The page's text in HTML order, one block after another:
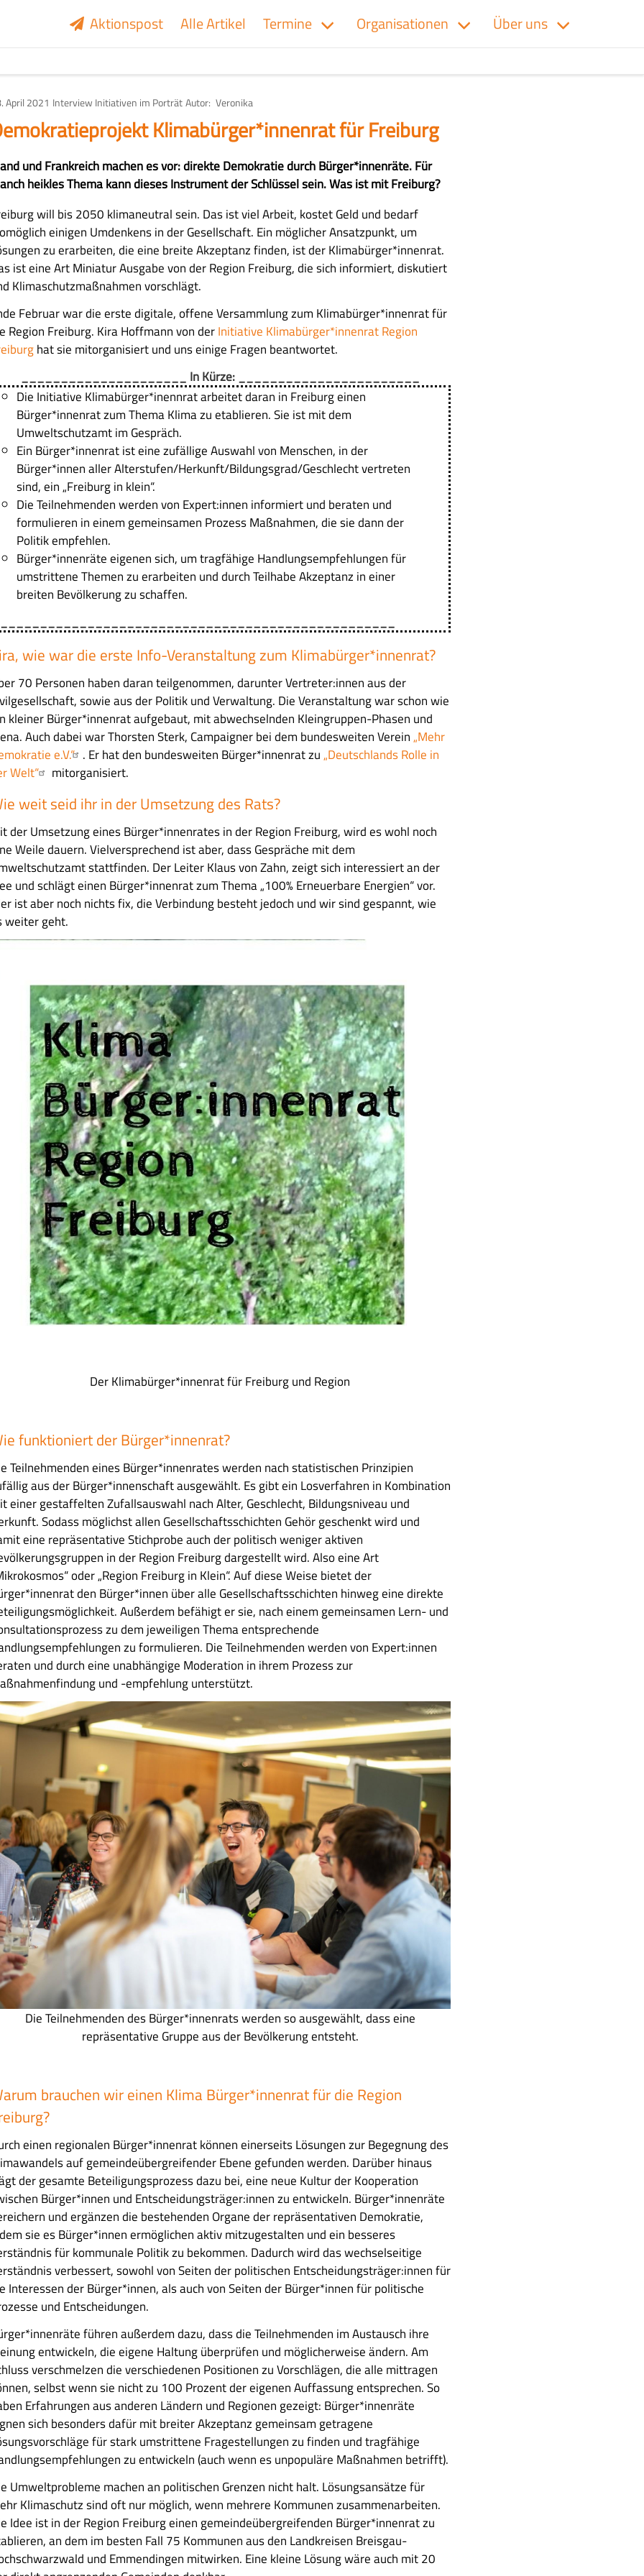
Aktionspost Alle Artikel Termine Organisationen Über uns
April 2021 Art
des
Artikels
Interview Initiativen im PorträtAutor Veronika
Klimabürger*innenrat für Freiburg
und Frankreich machen es vor: direkte Demokratie durch Bürger*innenräte. Für
heikles Thema kann dieses Instrument der Schlüssel sein. Was ist mit Freiburg?
will bis 2050 klimaneutral sein. Das ist viel Arbeit, kostet Geld und bedarf
einigen Umdenkens in der Gesellschaft. Ein möglicher Ansatzpunkt, um
zu erarbeiten, die eine breite Akzeptanz finden, ist der Klimabürger*innenrat.
ist eine Art Miniatur Ausgabe von der Region Freiburg, die sich informiert, diskutiert
Klimaschutzmaßnahmen vorschlägt.
Februar war die erste digitale, offene Versammlung zum Klimabürger*innenrat für
Region Freiburg. Kira Hoffmann von derInitiative Klimabürger*innenrat Region
hat sie mitorganisiert und uns einige Fragen beantwortet.
_____________________ In Kürze: _______________________
Die Initiative Klimabürger*inennrat arbeitet daran in Freiburg einen
Bürger*innenrat zum Thema Klima zu etablieren. Sie ist mit dem
Umweltschutzamt im Gespräch.
Ein Bürger*innenrat ist eine zufällige Auswahl von Menschen, in der
Bürger*innen aller Alterstufen/Herkunft/Bildungsgrad/Geschlecht vertreten
sind, ein „Freiburg in klein“.
Die Teilnehmenden werden von Expert:innen informiert und beraten und
formulieren in einem gemeinsamen Prozess Maßnahmen, die sie dann der
Politik empfehlen.
Bürger*innenräte eigenen sich, um tragfähige Handlungsempfehlungen für
umstrittene Themen zu erarbeiten und durch Teilhabe Akzeptanz in einer
breiten Bevölkerung zu schaffen.
wie war die erste Info-Veranstaltung zum Klimabürger*innenrat?
70 Personen haben daran teilgenommen, darunter Vertreter:innen aus der
sowie aus der Politik und Verwaltung. Die Veranstaltung war schon wie
kleiner Bürger*innenrat aufgebaut, mit abwechselnden Kleingruppen-Phasen und
Auch dabei war Thorsten Sterk, Campaigner bei dem bundesweiten Verein„Mehr
e.V.“ . Er hat den bundesweiten Bürger*innenrat zu„Deutschlands Rolle in
Welt“
mitorganisiert.
weit seid ihr in der Umsetzung des Rats?
der Umsetzung eines Bürger*innenrates in der Region Freiburg, wird es wohl noch
Weile dauern. Vielversprechend ist aber, dass Gespräche mit dem
stattfinden. Der Leiter Klaus von Zahn, zeigt sich interessiert an der
und schlägt einen Bürger*innenrat zum Thema „100% Erneuerbare Energien“ vor.
ist aber noch nichts fix, die Verbindung besteht jedoch und wir sind gespannt, wie
weiter geht.
Der Klimabürger*innenrat für Freiburg und Region
funktioniert der Bürger*innenrat?
Teilnehmenden eines Bürger*innenrates werden nach statistischen Prinzipien
aus der Bürger*innenschaft ausgewählt. Es gibt ein Losverfahren in Kombination
einer gestaffelten Zufallsauswahl nach Alter, Geschlecht, Bildungsniveau und
Sodass möglichst allen Gesellschaftsschichten Gehör geschenkt wird und
eine repräsentative Stichprobe auch der politisch weniger aktiven
in der Region Freiburg dargestellt wird. Also eine Art
oder „Region Freiburg in Klein“. Auf diese Weise bietet der
den Bürger*innen über alle Gesellschaftsschichten hinweg eine direkte
Außerdem befähigt er sie, nach einem gemeinsamen Lern- und
zu dem jeweiligen Thema entsprechende
zu formulieren. Die Teilnehmenden werden von Expert:innen
und durch eine unabhängige Moderation in ihrem Prozess zur
und -empfehlung unterstützt.
Die Teilnehmenden des Bürger*innenrats werden so ausgewählt, dass eine
repräsentative Gruppe aus der Bevölkerung entsteht.
brauchen wir einen Klima Bürger*innenrat für die Region
einen regionalen Bürger*innenrat können einerseits Lösungen zur Begegnung des
auf gemeindeübergreifender Ebene gefunden werden. Darüber hinaus
der gesamte Beteiligungsprozess dazu bei, eine neue Kultur der Kooperation
Bürger*innen und Entscheidungsträger:innen zu entwickeln. Bürger*innenräte
und ergänzen die bestehenden Organe der repräsentativen Demokratie,
sie es Bürger*innen ermöglichen aktiv mitzugestalten und ein besseres
für kommunale Politik zu bekommen. Dadurch wird das wechselseitige
verbessert, sowohl von Seiten der politischen Entscheidungsträger:innen für
Interessen der Bürger*innen, als auch von Seiten der Bürger*innen für politische
und Entscheidungen.
führen außerdem dazu, dass die Teilnehmenden im Austausch ihre
entwickeln, die eigene Haltung überprüfen und möglicherweise ändern. Am
verschmelzen die verschiedenen Positionen zu Vorschlägen, die alle mittragen
selbst wenn sie nicht zu 100 Prozent der eigenen Auffassung entsprechen. So
Erfahrungen aus anderen Ländern und Regionen gezeigt: Bürger*innenräte
sich besonders dafür mit breiter Akzeptanz gemeinsam getragene
für stark umstrittene Fragestellungen zu finden und tragfähige
zu entwickeln (auch wenn es unpopuläre Maßnahmen betrifft).
Umweltprobleme machen an politischen Grenzen nicht halt. Lösungsansätze für
Klimaschutz sind oft nur möglich, wenn mehrere Kommunen zusammenarbeiten.
Idee ist in der Region Freiburg einen gemeindeübergreifenden Bürger*innenrat zu
an dem im besten Fall 75 Kommunen aus den Landkreisen Breisgau-
und Emmendingen mitwirken. Eine kleine Lösung wäre auch mit 20